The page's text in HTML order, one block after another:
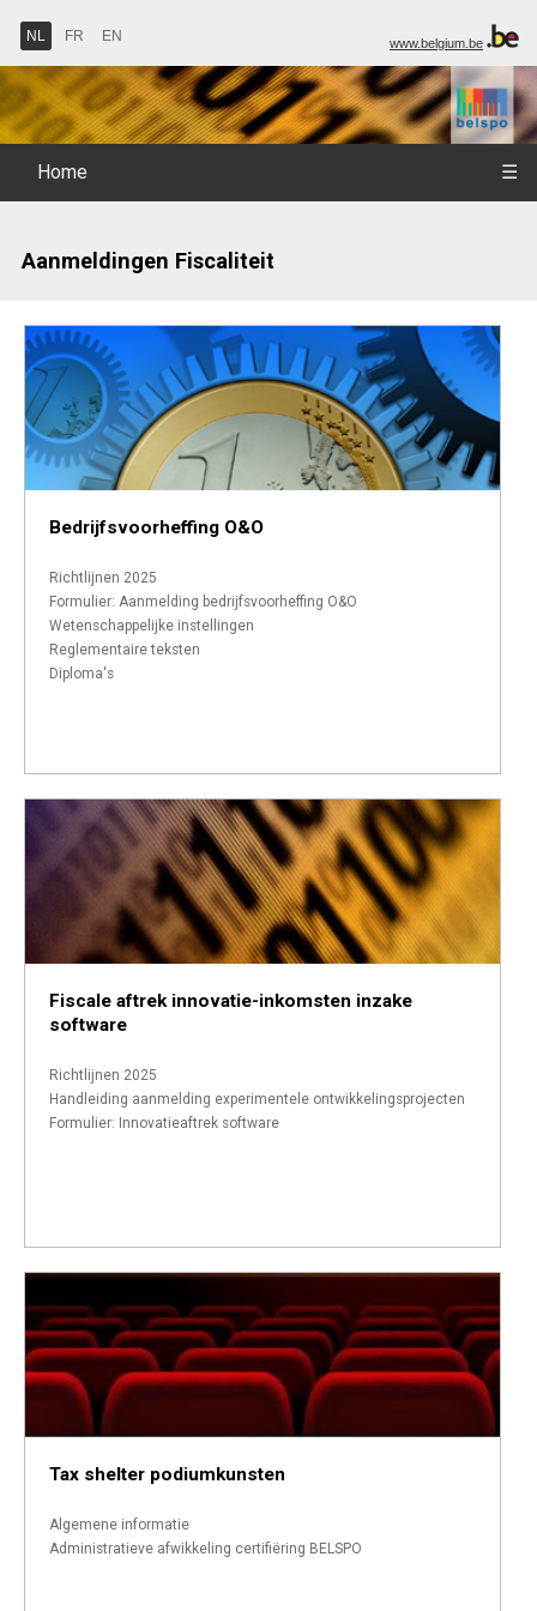
NL FR EN www.belgium.be
Home ☰
Aanmeldingen Fiscaliteit
Bedrijfsvoorheffing O&O
Richtlijnen 2025
Formulier: Aanmelding bedrijfsvoorheffing O&O
Wetenschappelijke instellingen
Reglementaire teksten
Diploma's
Fiscale aftrek innovatie-inkomsten inzake
software
Richtlijnen 2025
Handleiding aanmelding experimentele ontwikkelingsprojecten
Formulier: Innovatieaftrek software
Tax shelter podiumkunsten
Algemene informatie
Administratieve afwikkeling certifiëring BELSPO